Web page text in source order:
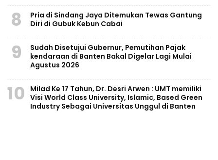
8
Pria di Sindang Jaya Ditemukan Tewas Gantung
Diri di Gubuk Kebun Cabai
9
Sudah Disetujui Gubernur, Pemutihan Pajak
kendaraan di Banten Bakal Digelar Lagi Mulai
Agustus 2026
10
Milad Ke 17 Tahun, Dr. Desri Arwen : UMT memiliki
Visi World Class University, Islamic, Based Green
Industry Sebagai Universitas Unggul di Banten